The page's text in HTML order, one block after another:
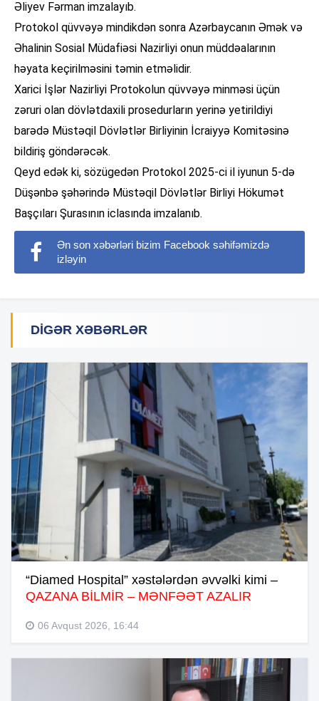
Əliyev Fərman imzalayıb.
Protokol qüvvəyə mindikdən sonra Azərbaycanın Əmək və
Əhalinin Sosial Müdafiəsi Nazirliyi onun müddəalarının
həyata keçirilməsini təmin etməlidir.
Xarici İşlər Nazirliyi Protokolun qüvvəyə minməsi üçün
zəruri olan dövlətdaxili prosedurların yerinə yetirildiyi
barədə Müstəqil Dövlətlər Birliyinin İcraiyyə Komitəsinə
bildiriş göndərəcək.
Qeyd edək ki, sözügedən Protokol 2025-ci il iyunun 5-də
Düşənbə şəhərində Müstəqil Dövlətlər Birliyi Hökumət
Başçıları Şurasının iclasında imzalanıb.
Ən son xəbərləri bizim Facebook səhifəmizdə
izləyin
DIGƏR XƏBƏRLƏR
“Diamed Hospital” xəstələrdən əvvəlki kimi –
QAZANA BİLMİR – MƏNFƏƏT AZALIR
06 Avqust 2026, 16:44